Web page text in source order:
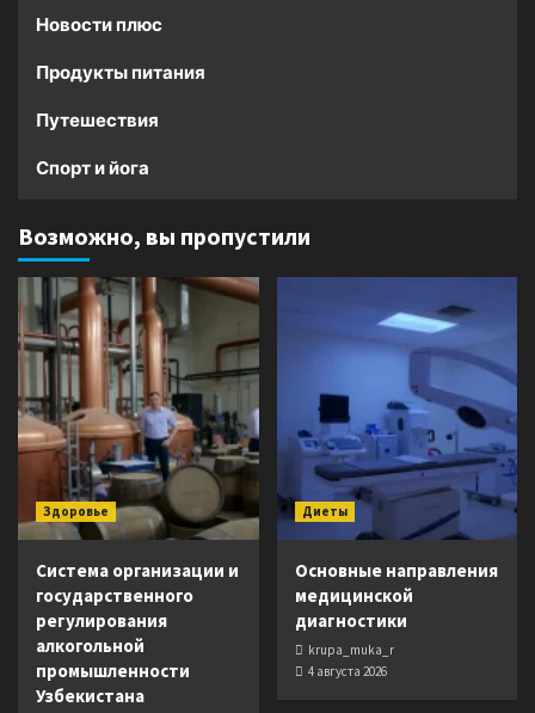
Новости плюс
Продукты питания
Путешествия
Спорт и йога
Возможно, вы пропустили
Здоровье
Система организации и
государственного
регулирования
алкогольной
промышленности
Узбекистана
Диеты
Основные направления
медицинской
диагностики
krupa_muka_r
4 августа 2026